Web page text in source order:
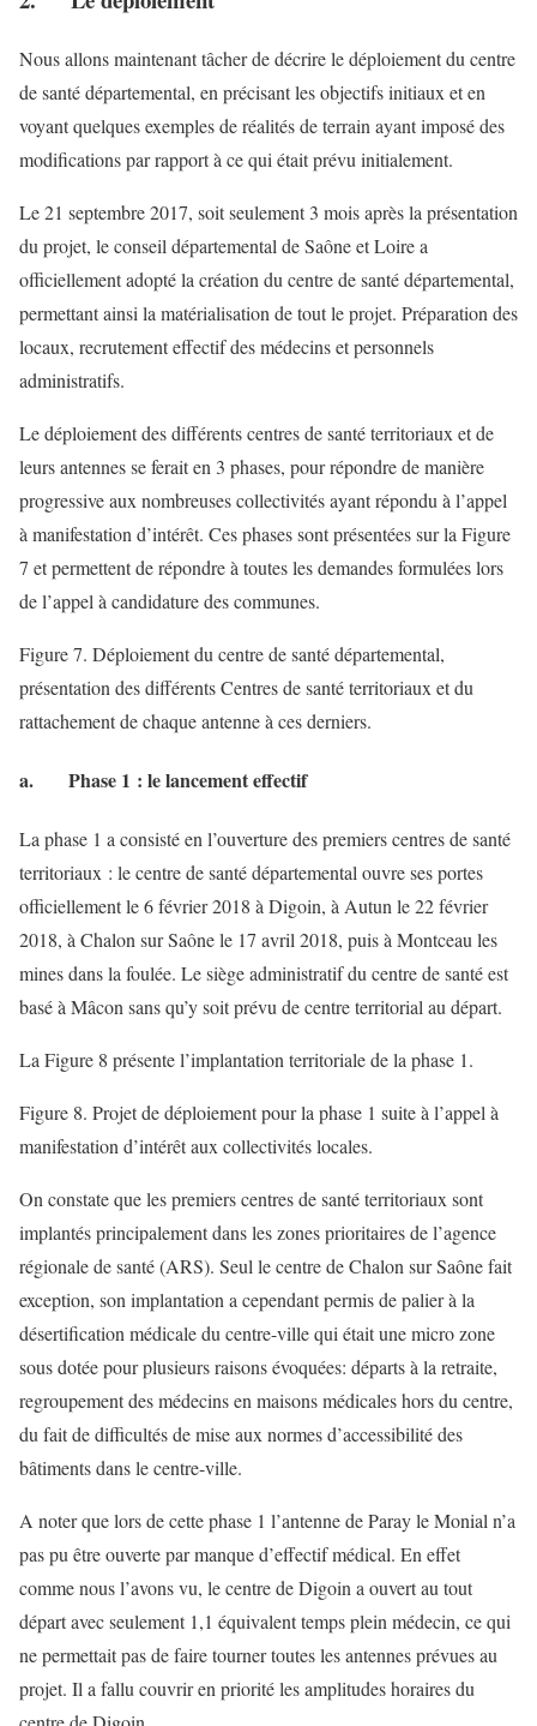
Nous allons maintenant tâcher de décrire le déploiement du centre
de santé départemental, en précisant les objectifs initiaux et en
voyant quelques exemples de réalités de terrain ayant imposé des
modifications par rapport à ce qui était prévu initialement.
Le 21 septembre 2017, soit seulement 3 mois après la présentation
du projet, le conseil départemental de Saône et Loire a
officiellement adopté la création du centre de santé départemental,
permettant ainsi la matérialisation de tout le projet. Préparation des
locaux, recrutement effectif des médecins et personnels
administratifs.
Le déploiement des différents centres de santé territoriaux et de
leurs antennes se ferait en 3 phases, pour répondre de manière
progressive aux nombreuses collectivités ayant répondu à l’appel
à manifestation d’intérêt. Ces phases sont présentées sur la Figure
7 et permettent de répondre à toutes les demandes formulées lors
de l’appel à candidature des communes.
Figure 7. Déploiement du centre de santé départemental,
présentation des différents Centres de santé territoriaux et du
rattachement de chaque antenne à ces derniers.
a. Phase 1 : le lancement effectif
La phase 1 a consisté en l’ouverture des premiers centres de santé
territoriaux : le centre de santé départemental ouvre ses portes
officiellement le 6 février 2018 à Digoin, à Autun le 22 février
2018, à Chalon sur Saône le 17 avril 2018, puis à Montceau les
mines dans la foulée. Le siège administratif du centre de santé est
basé à Mâcon sans qu’y soit prévu de centre territorial au départ.
La Figure 8 présente l’implantation territoriale de la phase 1.
Figure 8. Projet de déploiement pour la phase 1 suite à l’appel à
manifestation d’intérêt aux collectivités locales.
On constate que les premiers centres de santé territoriaux sont
implantés principalement dans les zones prioritaires de l’agence
régionale de santé (ARS). Seul le centre de Chalon sur Saône fait
exception, son implantation a cependant permis de palier à la
désertification médicale du centre-ville qui était une micro zone
sous dotée pour plusieurs raisons évoquées: départs à la retraite,
regroupement des médecins en maisons médicales hors du centre,
du fait de difficultés de mise aux normes d’accessibilité des
bâtiments dans le centre-ville.
A noter que lors de cette phase 1 l’antenne de Paray le Monial n’a
pas pu être ouverte par manque d’effectif médical. En effet
comme nous l’avons vu, le centre de Digoin a ouvert au tout
départ avec seulement 1,1 équivalent temps plein médecin, ce qui
ne permettait pas de faire tourner toutes les antennes prévues au
projet. Il a fallu couvrir en priorité les amplitudes horaires du